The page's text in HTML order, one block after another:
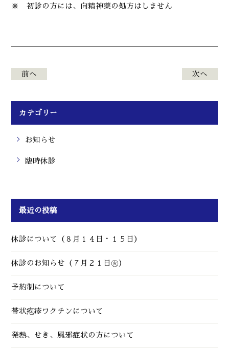
※ 初診の方には、向精神薬の処方はしません
前へ 次へ
カテゴリー
お知らせ
臨時休診
最近の投稿
休診について（８月１４日・１５日）
休診のお知らせ（７月２１日㊋）
予約制について
帯状疱疹ワクチンについて
発熱、せき、風邪症状の方について